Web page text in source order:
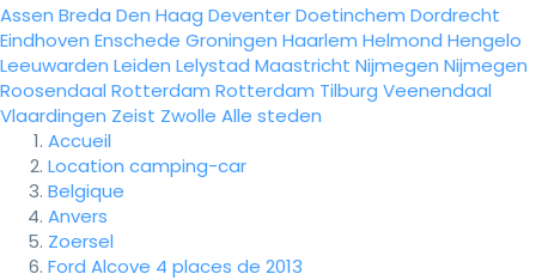
Assen Breda Den Haag DeventerDoetinchem Dordrecht
Eindhoven Enschede Groningen Haarlem Helmond Hengelo
Leeuwarden Leiden Lelystad Maastricht Nijmegen Nijmegen
Roosendaal Rotterdam Rotterdam Tilburg Veenendaal
Vlaardingen Zeist Zwolle Alle steden
Accueil
Location camping-car
Belgique
Anvers
Zoersel
Ford Alcove 4 places de 2013